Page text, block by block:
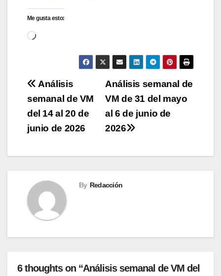
Me gusta esto:
Cargando...
Navegación
de
entradas
Análisis semanal de
VM de 31 del mayo
al 6 de junio de
2026
Análisis
semanal de VM
del 14 al 20 de
junio de 2026
By Redacción
6 thoughts on “Análisis semanal de VM del